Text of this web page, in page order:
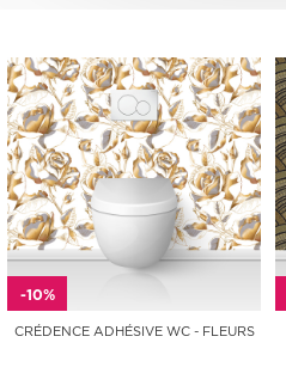
-10%
CRÉDENCE ADHÉSIVE WC - FLEURS